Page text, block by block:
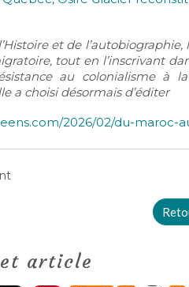
et de
tout en l’inscrivant
au colonialisme à
a choisi désormais d’éditer
article